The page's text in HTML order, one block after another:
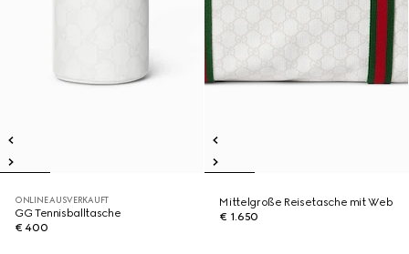
ONLINE AUSVERKAUFT
GG Tennisballtasche
€ 400
Mittelgroße Reisetasche mit Web
€ 1.650